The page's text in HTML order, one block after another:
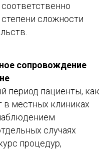
сложности
сопровождение
период пациенты, как
в местных клиниках
случаях
процедур,